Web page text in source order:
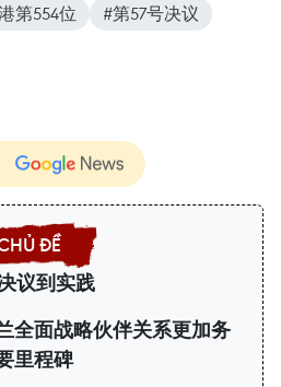
第554位
#第57号决议
议到实践
全面战略伙伴关系更加务
里程碑